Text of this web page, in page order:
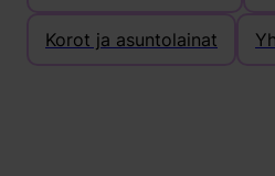
Korot ja asuntolainat